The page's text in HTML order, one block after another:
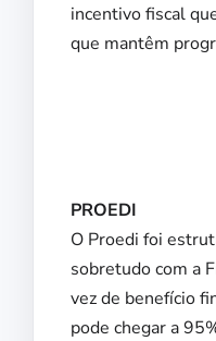
incentivo fiscal
que mantêm
PROEDI
O Proedi foi
sobretudo com a
vez de benefício
pode chegar a